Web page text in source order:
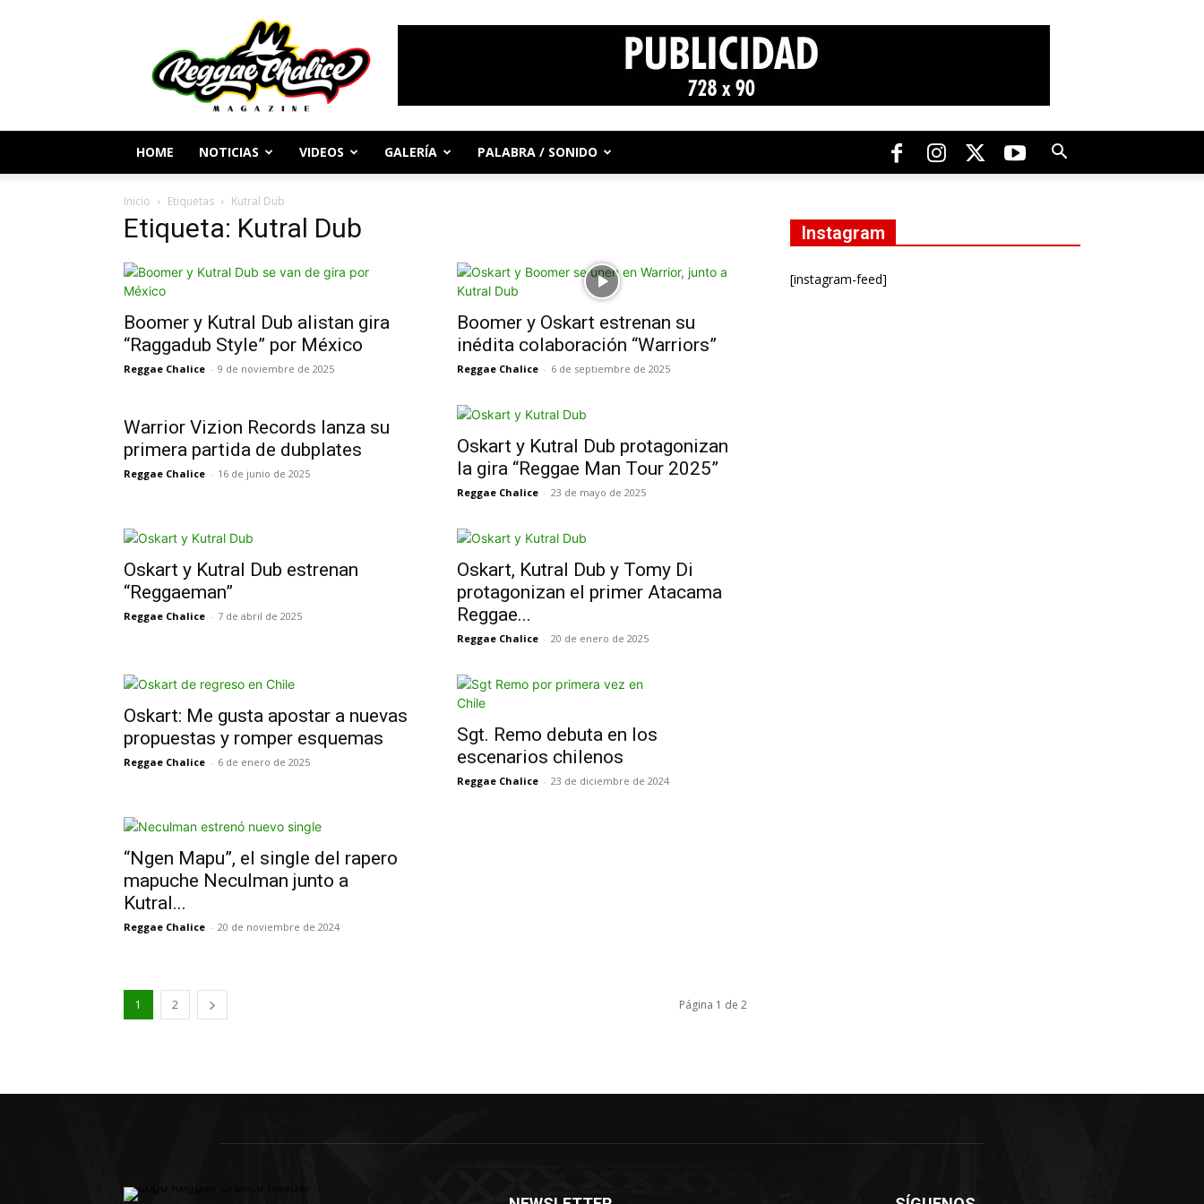
Periodismo
y
Cultura
Reggae
HOME NOTICIAS VIDEOS GALERÍA PALABRA / SONIDO
Inicio Etiquetas Kutral Dub
Etiqueta: Kutral Dub
Boomer y Kutral Dub alistan gira
“Raggadub Style” por México
Reggae Chalice - 9 de noviembre de 2025
Boomer y Oskart estrenan su
inédita colaboración “Warriors”
Reggae Chalice - 6 de septiembre de 2025
Warrior Vizion Records lanza su
primera partida de dubplates
Reggae Chalice - 16 de junio de 2025
Oskart y Kutral Dub protagonizan
la gira “Reggae Man Tour 2025”
Reggae Chalice - 23 de mayo de 2025
Oskart y Kutral Dub estrenan
“Reggaeman”
Reggae Chalice - 7 de abril de 2025
Oskart, Kutral Dub y Tomy Di
protagonizan el primer Atacama
Reggae...
Reggae Chalice - 20 de enero de 2025
Oskart: Me gusta apostar a nuevas
propuestas y romper esquemas
Reggae Chalice - 6 de enero de 2025
Sgt. Remo debuta en los
escenarios chilenos
Reggae Chalice - 23 de diciembre de 2024
“Ngen Mapu”, el single del rapero
mapuche Neculman junto a
Kutral...
Reggae Chalice - 20 de noviembre de 2024
1 2 Página 1 de 2
Instagram
[instagram-feed]